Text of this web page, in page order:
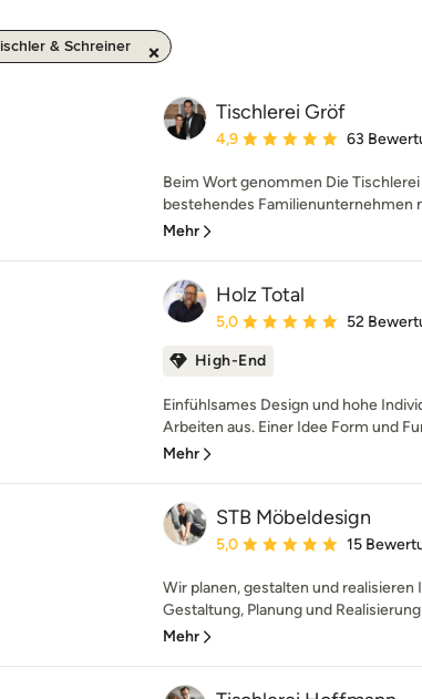
& Schreiner
Tischlerei Gröf
Durchschnittliche Bewertung:
4,9 63
Beim Wort genommen Die
bestehendes Familienunternehmen
Mehr
Holz Total
Durchschnittliche Bewertung:
5,0 52
High-End
Einfühlsames Design und hohe
Arbeiten aus. Einer Idee Form und
Mehr
STB Möbeldesign
Durchschnittliche Bewertung:
5,0 15
Wir planen, gestalten und
Gestaltung, Planung und Realisierung
Mehr